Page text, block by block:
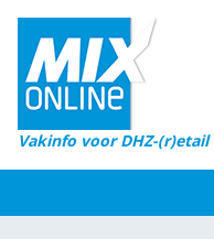
Vakinfo voor DHZ-(r)etail
Home
Magazines
DHZ Sessie